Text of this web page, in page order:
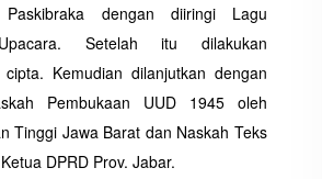
dengan diiringi Lagu
Setelah itu dilakukan
cipta. Kemudian dilanjutkan dengan
Pembukaan UUD 1945 oleh
Tinggi Jawa Barat dan Naskah Teks
DPRD Prov. Jabar.